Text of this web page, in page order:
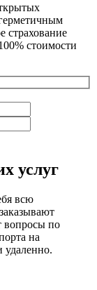
страхование
стоимости
услуг
всю
вопросы по
на
удаленно.